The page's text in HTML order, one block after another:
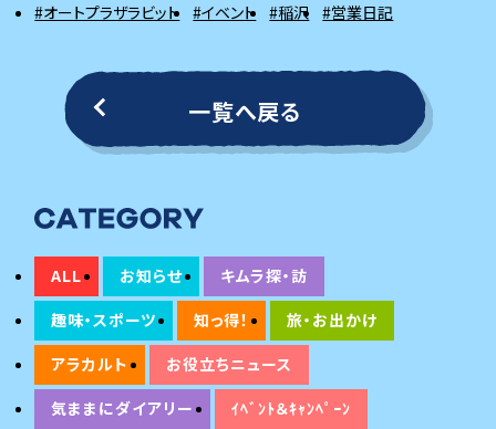
#オートプラザラビット #イベント #稲沢 #営業日記
一覧へ戻る
ALL お知らせ
キムラ探・訪
趣味・スポーツ
知っ得！
旅・お出かけ
アラカルト
お役立ちニュース
気ままにダイアリー
ｲﾍﾞﾝﾄ＆ｷｬﾝﾍﾟｰﾝ